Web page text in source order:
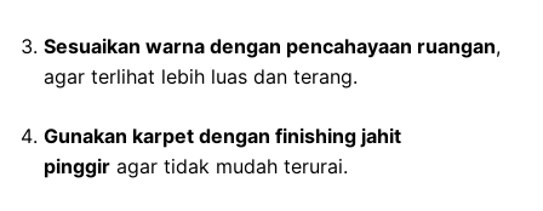
Sesuaikan warna dengan pencahayaan ruangan,
agar terlihat lebih luas dan terang.
Gunakan karpet dengan finishing jahit
pinggir agar tidak mudah terurai.